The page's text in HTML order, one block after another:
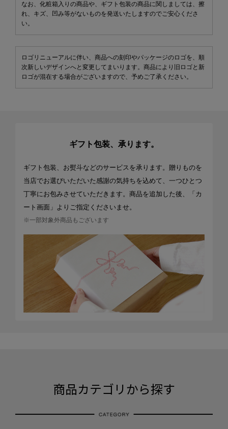
なお、化粧箱入りの商品や、ギフト包装の商品に関しましては、擦
れ、キズ、凹み等がないものを発送いたしますのでご安心くださ
い。
ロゴリニューアルに伴い、商品への刻印やパッケージのロゴを、順
次新しいデザインへと変更してまいります。商品により旧ロゴと新
ロゴが混在する場合がございますので、予めご了承ください。
ギフト包装、承ります。
ギフト包装、お熨斗などのサービスを承ります。贈りものを
当店でお選びいただいた感謝の気持ちを込めて、一つひとつ
丁寧にお包みさせていただきます。商品を追加した後、「カ
ート画面」よりご指定くださいませ。
※一部対象外商品もございます
商品カテゴリから探す